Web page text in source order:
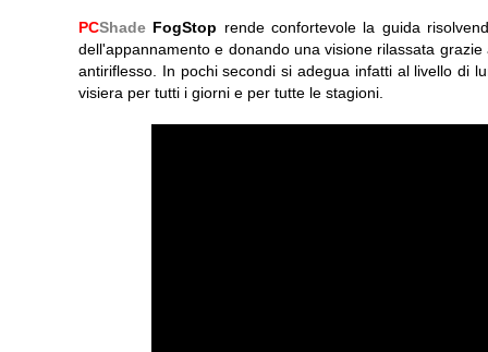
PCShade FogStop rende confortevole la guida
dell'appannamento e donando una visione rilassata
antiriflesso. In pochi secondi si adegua infatti al livello di
visiera per tutti i giorni e per tutte le stagioni.